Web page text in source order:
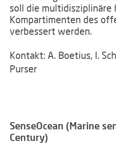
soll die multidisziplinäre
Kompartimenten des
verbessert werden.
Kontakt: A. Boetius, I.
Purser
SenseOcean (Marine
Century)